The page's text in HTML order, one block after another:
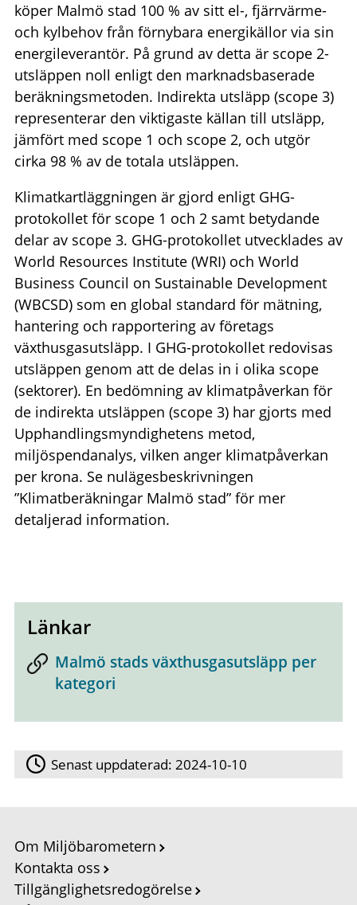
köper Malmö stad 100 % av sitt el-, fjärrvärme-
och kylbehov från förnybara energikällor via sin
energileverantör. På grund av detta är scope 2-
utsläppen noll enligt den marknadsbaserade
beräkningsmetoden. Indirekta utsläpp (scope 3)
representerar den viktigaste källan till utsläpp,
jämfört med scope 1 och scope 2, och utgör
cirka 98 % av de totala utsläppen.
Klimatkartläggningen är gjord enligt GHG-
protokollet för scope 1 och 2 samt betydande
delar av scope 3. GHG-protokollet utvecklades av
World Resources Institute (WRI) och World
Business Council on Sustainable Development
(WBCSD) som en global standard för mätning,
hantering och rapportering av företags
växthusgasutsläpp. I GHG-protokollet redovisas
utsläppen genom att de delas in i olika scope
(sektorer). En bedömning av klimatpåverkan för
de indirekta utsläppen (scope 3) har gjorts med
Upphandlingsmyndighetens metod,
miljöspendanalys, vilken anger klimatpåverkan
per krona. Se nulägesbeskrivningen
”Klimatberäkningar Malmö stad” för mer
detaljerad information.
Länkar
Malmö stads växthusgasutsläpp per
kategori
Senast uppdaterad:2024-10-10
Om Miljöbarometern
Kontakta oss
Tillgänglighetsredogörelse